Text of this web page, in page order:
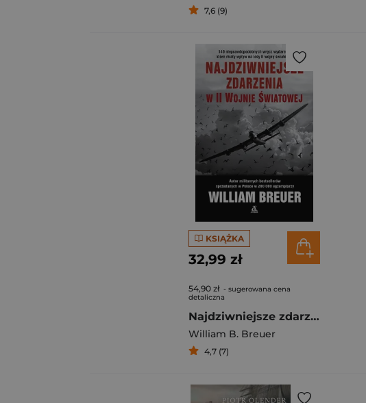
7,6 (9)
KSIĄŻKA
32,99 zł
54,90 zł - sugerowana cena
detaliczna
Najdziwniejsze zdarzenia w II wojnie światowej
William B. Breuer
4,7 (7)